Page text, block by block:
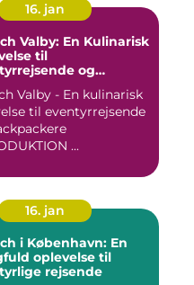
16. jan
Valby: En Kulinarisk
til
og
Valby - En kulinarisk
til eventyrrejsende
INTRODUKTION ...
16. jan
i København: En
oplevelse til
rejsende